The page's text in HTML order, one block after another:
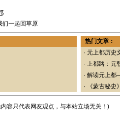
们一起回草原
热门文章：
· 元上都历史
· 上都路：元
· 解读元上都
·
《蒙古秘
容只代表网友观点，与本站立场无关！)